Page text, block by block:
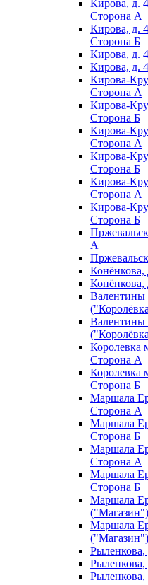
Кирова, д.
Сторона А
Кирова, д.
Сторона Б
Кирова, д.
Кирова, д.
Кирова-
Сторона А
Кирова-
Сторона Б
Кирова-
Сторона А
Кирова-
Сторона Б
Кирова-
Сторона А
Кирова-
Сторона Б
А
Валентины
Валентины
Королевка
Сторона А
Королевка
Сторона Б
Маршала
Сторона А
Маршала
Сторона Б
Маршала
Сторона А
Маршала
Сторона Б
Маршала
Маршала